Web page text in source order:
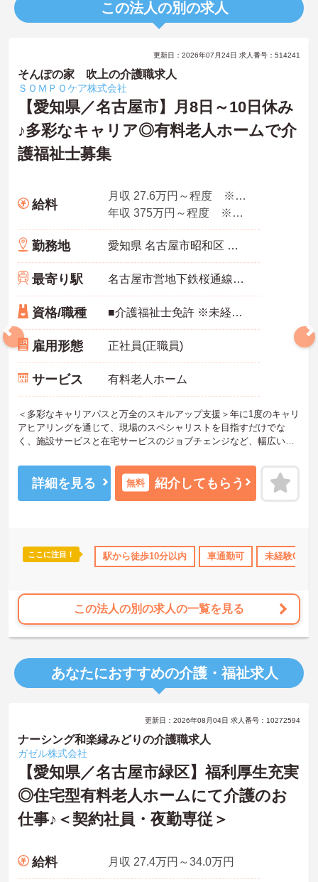
この法人の別の求人
育児補助 年間休日110日以上 ブランクOK 資格取得サポート
更新日：2026年07月24日 求人番号：514241
そんぽの家 吹上の介護職求人
ＳＯＭＰＯケア株式会社
【愛知県／名古屋市】月8日～10日休み
♪多彩なキャリア◎有料老人ホームで介
護福祉士募集
給料
月収 27.6万円～程度 ※諸手当込み
年収 375万円～程度 ※想定年収
勤務地 愛知県 名古屋市昭和区 阿由知通2-6
最寄り駅 名古屋市営地下鉄桜通線「吹上(愛知)駅」徒歩4分
資格/職種 ■介護福祉士免許 ※未経験・ブランク可
雇用形態 正社員(正職員)
サービス 有料老人ホーム
＜多彩なキャリアパスと万全のスキルアップ支援＞年に1度のキャリ
アヒアリングを通じて、現場のスペシャリストを目指すだけでな
く、施設サービスと在宅サービスのジョブチェンジなど、幅広い経
＜プライベートも充実させる嬉しい福利厚生＞仕事の疲れを癒やす
ための制度も充実しています。各地のレジャー施設や宿泊が最大8
0％オフになる優待制度や、勤続5年ごとの「特別連続有給休暇（5
＜＜ICT導入が進む効率的な現場で、身体的負担を減らしケアに専念
＞スマホ記録や睡眠測定センサー等の導入で月400時間の生産性向上
詳細を見る 無料 紹介してもらう
ここに注目！ 駅から徒歩10分以内 車通勤可 未経験OK
この法人の別の求人の一覧を見る
あなたにおすすめの介護・福祉求人
更新日：2026年08月04日 求人番号：10272594
ナーシング和楽縁みどりの介護職求人
ガゼル株式会社
【愛知県／名古屋市緑区】福利厚生充実
◎住宅型有料老人ホームにて介護のお
仕事♪＜契約社員・夜勤専従＞
給料 月収 27.4万円～34.0万円